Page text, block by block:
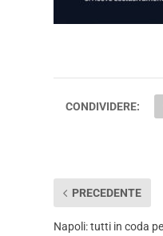
CONDIVIDERE:
PRECEDENTE
Napoli: tutti in coda